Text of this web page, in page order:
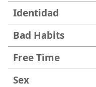
Identidad
Bad Habits
Free Time
Sex